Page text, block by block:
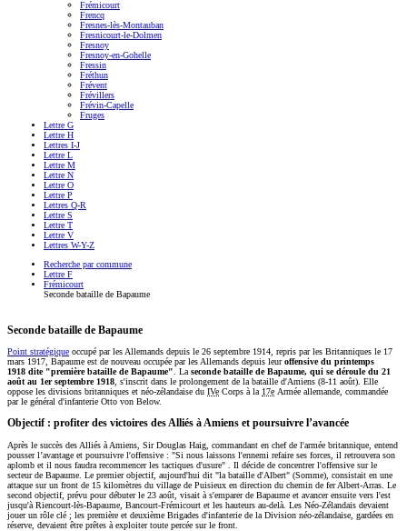
Frémicourt
Frencq
Fresnes-lès-Montauban
Fresnicourt-le-Dolmen
Fresnoy
Fresnoy-en-Gohelle
Fressin
Fréthun
Frévent
Frévillers
Frévin-Capelle
Fruges
Lettre G
Lettre H
Lettres I-J
Lettre L
Lettre M
Lettre N
Lettre O
Lettre P
Lettres Q-R
Lettre S
Lettre T
Lettre V
Lettres W-Y-Z
Recherche par commune
Lettre F
Frémicourt
Seconde bataille de Bapaume
Seconde bataille de Bapaume
Point stratégique occupé par les Allemands depuis le 26 septembre 1914, repris par les Britanniques le 17
mars 1917, Bapaume est de nouveau occupée par les Allemands depuis leuroffensive du printemps
1918 dite "première bataille de Bapaume" . La seconde bataille de Bapaume, qui se déroule du 21
août au 1er septembre 1918 , s'inscrit dans le prolongement de la bataille d'Amiens (8-11 août). Elle
oppose les divisions britanniques et néo-zélandaise du IVe Corps à la 17e Armée allemande, commandée
par le général d'infanterie Otto von Below.
Objectif : profiter des victoires des Alliés à Amiens et poursuivre l’avancée
Après le succès des Alliés à Amiens, Sir Douglas Haig, commandant en chef de l'armée britannique, entend
pousser l’avantage et poursuivre l'offensive :
Si nous laissons l'ennemi refaire ses forces, il retrouvera son
aplomb et il nous faudra recommencer les tactiques d'usure
. Il décide de concentrer l'offensive sur le
secteur de Bapaume. Le premier objectif, aujourd'hui dit "la bataille d'Albert" (Somme), consistait en une
attaque sur un front de 15 kilomètres du village de Puisieux en direction du chemin de fer Albert-Arras. Le
second objectif, prévu pour débuter le 23 août, visait à s'emparer de Bapaume et avancer ensuite vers l'est
jusqu'à Riencourt-lès-Bapaume, Bancourt-Frémicourt et les hauteurs au-delà. Les Néo-Zélandais devaient
jouer un rôle clé ; les première et deuxième Brigades d'infanterie de la Division néo-zélandaise, gardées en
réserve, devaient être prêtes à exploiter toute percée sur le front.